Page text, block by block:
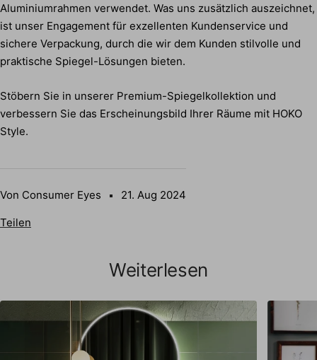
Von Consumer Eyes 21. Aug 2024
Teilen
Aluminiumrahmen verwendet. Was uns zusätzlich auszeichnet,
ist unser Engagement für exzellenten Kundenservice und
sichere Verpackung, durch die wir dem Kunden stilvolle und
praktische Spiegel-Lösungen bieten.
Stöbern Sie in unserer Premium-Spiegelkollektion und
verbessern Sie das Erscheinungsbild Ihrer Räume mit HOKO
Style.
Weiterlesen